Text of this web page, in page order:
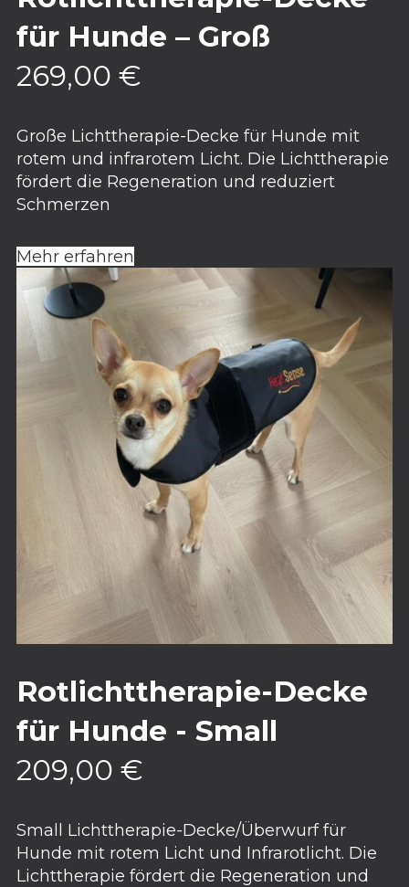
für Hunde – Groß
269,00 €
Große Lichttherapie-Decke für Hunde mit
rotem und infrarotem Licht. Die Lichttherapie
fördert die Regeneration und reduziert
Schmerzen
Mehr erfahren
Rotlichttherapie-Decke
für Hunde - Small
209,00 €
Small Lichttherapie-Decke/Überwurf für
Hunde mit rotem Licht und Infrarotlicht. Die
Lichttherapie fördert die Regeneration und